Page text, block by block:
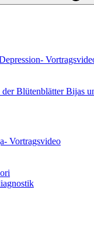
Blütenblätter Bijas
Vortragsvideo